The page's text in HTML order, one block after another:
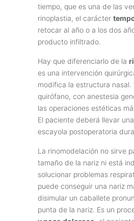
tiempo, que es una de las
rinoplastia, el carácter
retocar al año o a los dos
producto infiltrado.
Hay que diferenciarlo de la
es una intervención
modifica la estructura nasal.
quirófano, con anestesia
las operaciones estéticas
El paciente deberá llevar
escayola postoperatoria
La rinomodelación no sirve
tamaño de la nariz ni está
solucionar problemas
puede conseguir una nariz
disimular un caballete
punta de la nariz. Es un